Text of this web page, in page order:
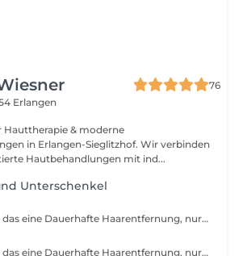
76
Erlangen
Erlangen-Sieglitzhof. Wir verbinden
Hautbehandlungen mit ind...
Unterschenkel
Bitte beachten Sie das eine Dauerhafte Haarentfernung, nur Buchbar ist wenn vorher ein Beratungsgespräch statt gefunden hat.
Bitte beachten Sie das eine Dauerhafte Haarentfernung, nur Buchbar ist wenn vorher ein Beratungsgespräch statt gefunden hat